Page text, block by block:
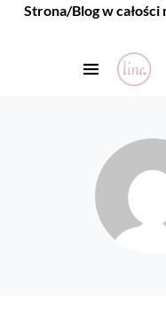
Strona/Blog w